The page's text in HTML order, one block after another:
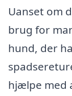
Uanset om
brug for
hund, der
hjælpe med